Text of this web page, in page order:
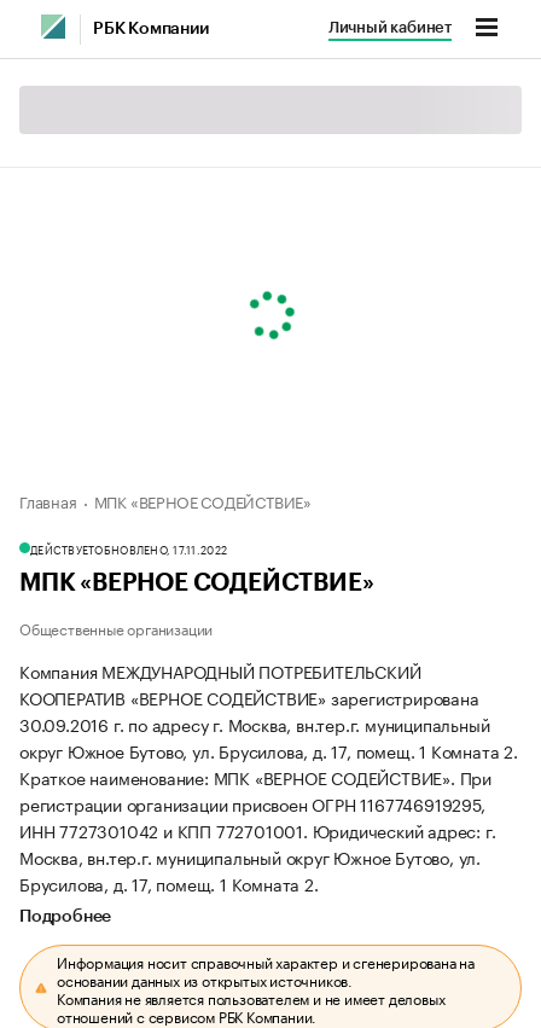
РБК Компании Личный кабинет
Главная МПК «ВЕРНОЕ СОДЕЙСТВИЕ»
ДЕЙСТВУЕТОБНОВЛЕНО, 17.11.2022
МПК «ВЕРНОЕ СОДЕЙСТВИЕ»
Общественные организации
Компания МЕЖДУНАРОДНЫЙ ПОТРЕБИТЕЛЬСКИЙ
КООПЕРАТИВ «ВЕРНОЕ СОДЕЙСТВИЕ» зарегистрирована
30.09.2016 г. по адресу г. Москва, вн.тер.г. муниципальный
округ Южное Бутово, ул. Брусилова, д. 17, помещ. 1 Комната 2.
Краткое наименование: МПК «ВЕРНОЕ СОДЕЙСТВИЕ». При
регистрации организации присвоен ОГРН 1167746919295,
ИНН 7727301042 и КПП 772701001. Юридический адрес: г.
Москва, вн.тер.г. муниципальный округ Южное Бутово, ул.
Брусилова, д. 17, помещ. 1 Комната 2.
Подробнее
Информация носит справочный характер и сгенерирована на
основании данных из открытых источников.
Компания не является пользователем и не имеет деловых
отношений с сервисом РБК Компании.